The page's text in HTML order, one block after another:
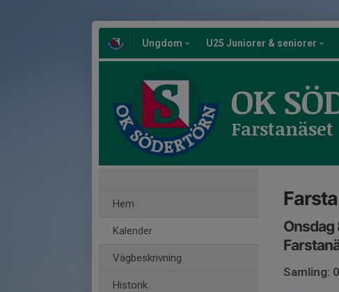
Ungdom U25 Juniorer & seniorer
OK
Farstanäset
Hem
Kalender
Vägbeskrivning
Historik
Samling: